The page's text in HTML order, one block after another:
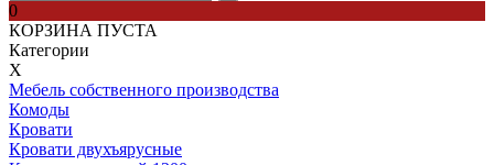
0
КОРЗИНА ПУСТА
Категории
Х
Мебель собственного производства
Комоды
Кровати
Кровати двухъярусные